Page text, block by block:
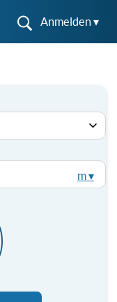
Anmelden ▾
m ▾